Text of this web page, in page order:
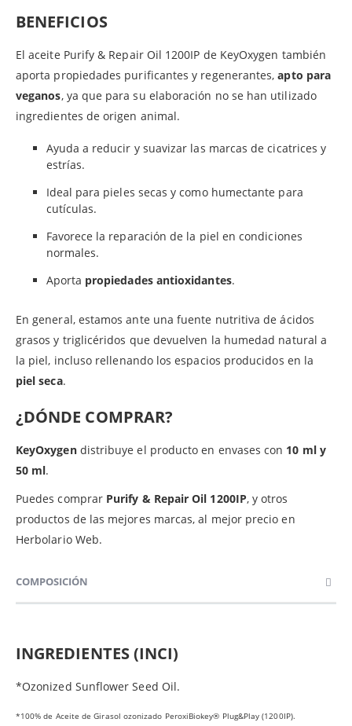
BENEFICIOS
El aceite Purify & Repair Oil 1200IP de KeyOxygen también
aporta propiedades purificantes y regenerantes,apto para
veganos, ya que para su elaboración no se han utilizado
ingredientes de origen animal.
Ayuda a reducir y suavizar las marcas de cicatrices y
estrías.
Ideal para pieles secas y como humectante para
cutículas.
Favorece la reparación de la piel en condiciones
normales.
Aporta propiedades antioxidantes.
En general, estamos ante una fuente nutritiva de ácidos
grasos y triglicéridos que devuelven la humedad natural a
la piel, incluso rellenando los espacios producidos en la
piel seca.
¿DÓNDE COMPRAR?
KeyOxygen distribuye el producto en envases con 10 ml y
50 ml.
Puedes comprar Purify & Repair Oil 1200IP, y otros
productos de las mejores marcas, al mejor precio en
Herbolario Web.
COMPOSICIÓN
INGREDIENTES (INCI)
*Ozonized Sunflower Seed Oil.
*100% de Aceite de Girasol ozonizado PeroxiBiokey® Plug&Play (1200IP).